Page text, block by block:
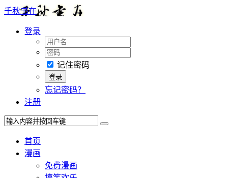
千秋书在
登录
记住密码
忘记密码？
注册
首页
漫画
免费漫画